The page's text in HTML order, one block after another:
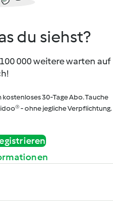
du siehst?
000 weitere warten auf
30-Tage Abo. Tauche
- ohne jegliche Verpflichtung.